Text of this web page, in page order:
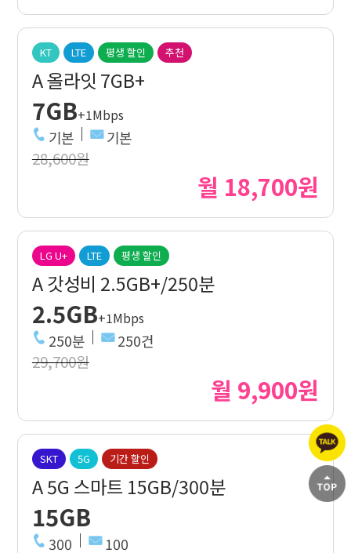
KT LTE 평생 할인 추천
A 올라잇 7GB+
7GB+1Mbps
기본 기본
28,600원
월 18,700원
LG U+ LTE 평생 할인
A 갓성비 2.5GB+/250분
2.5GB+1Mbps
250분 250건
29,700원
월 9,900원
SKT 5G 기간 할인
A 5G 스마트 15GB/300분
15GB
300 100